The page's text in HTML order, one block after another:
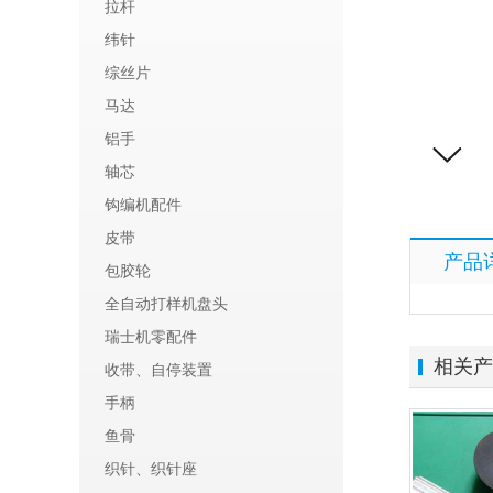
产品
相关
拉杆
纬针
综丝片
马达
铝手
轴芯
钩编机配件
皮带
包胶轮
全自动打样机盘头
瑞士机零配件
收带、自停装置
手柄
鱼骨
织针、织针座